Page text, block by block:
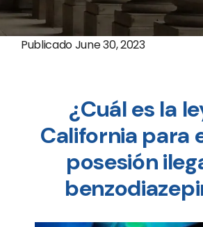
PublicadoJune 30, 2023
¿Cuál es la
California para
posesión